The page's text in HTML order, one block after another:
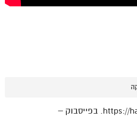
“הסולם”- https://hasulam.co.il. בפייסבוק –